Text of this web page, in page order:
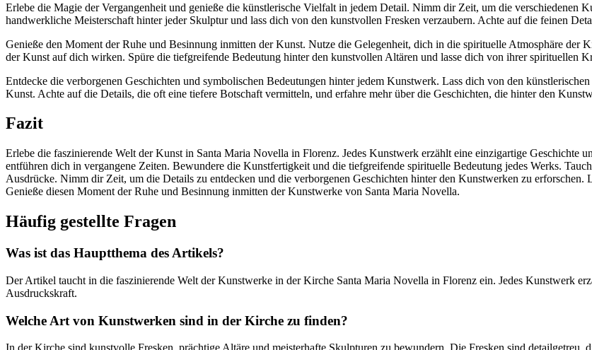
Erlebe die Magie der Vergangenheit und genieße die künstlerische Vielfalt in jedem Detail. Nimm dir Zeit, um die verschiedenen
handwerkliche Meisterschaft hinter jeder Skulptur und lass dich von den kunstvollen Fresken verzaubern. Achte auf die feinen
Genieße den Moment der Ruhe und Besinnung inmitten der Kunst. Nutze die Gelegenheit, dich in die spirituelle Atmosphäre
der Kunst auf dich wirken. Spüre die tiefgreifende Bedeutung hinter den kunstvollen Altären und lasse dich von ihrer spirituellen
Entdecke die verborgenen Geschichten und symbolischen Bedeutungen hinter jedem Kunstwerk. Lass dich von den
Kunst. Achte auf die Details, die oft eine tiefere Botschaft vermitteln, und erfahre mehr über die Geschichten, die hinter den
Fazit
Erlebe die faszinierende Welt der Kunst in Santa Maria Novella in Florenz. Jedes Kunstwerk erzählt eine einzigartige Geschichte
entführen dich in vergangene Zeiten. Bewundere die Kunstfertigkeit und die tiefgreifende spirituelle Bedeutung jedes Werks.
Ausdrücke. Nimm dir Zeit, um die Details zu entdecken und die verborgenen Geschichten hinter den Kunstwerken zu
Genieße diesen Moment der Ruhe und Besinnung inmitten der Kunstwerke von Santa Maria Novella.
Häufig gestellte Fragen
Was ist das Hauptthema des Artikels?
Der Artikel taucht in die faszinierende Welt der Kunstwerke in der Kirche Santa Maria Novella in Florenz ein. Jedes Kunstwerk
Ausdruckskraft.
Welche Art von Kunstwerken sind in der Kirche zu finden?